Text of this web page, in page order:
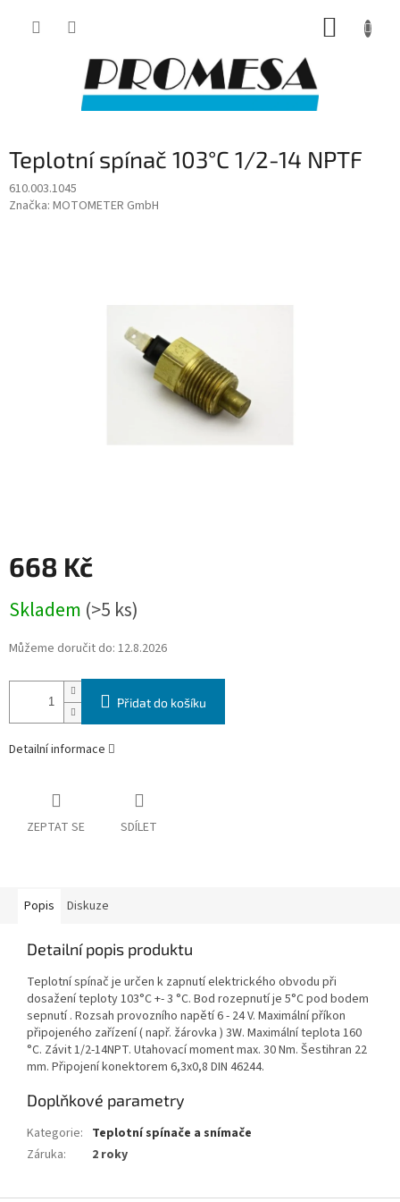
Teplotní spínač 103°C 1/2-14 NPTF
610.003.1045
Značka: MOTOMETER GmbH
668 Kč
cena:
Skladem (>5 ks)
Můžeme doručit do: 12.8.2026
Přidat do košíku
Detailní informace
ZEPTAT SE SDÍLET
Popis Diskuze
Detailní popis produktu
Teplotní spínač je určen k zapnutí elektrického obvodu při
dosažení teploty 103°C +- 3 °C. Bod rozepnutí je 5°C pod bodem
sepnutí . Rozsah provozního napětí 6 - 24 V. Maximální příkon
připojeného zařízení ( např. žárovka ) 3W. Maximální teplota 160
°C. Závit 1/2-14NPT. Utahovací moment max. 30 Nm. Šestihran 22
mm. Připojení konektorem 6,3x0,8 DIN 46244.
Doplňkové parametry
Kategorie: Teplotní spínače a snímače
Záruka: 2 roky